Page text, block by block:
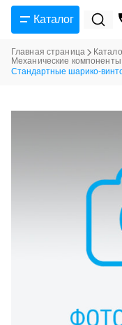
Каталог
Главная страница
Механические компоненты
Стандартные шарико-